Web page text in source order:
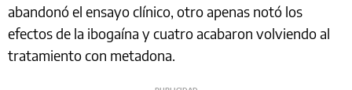
abandonó el ensayo clínico, otro apenas notó los
efectos de la ibogaína y cuatro acabaron volviendo al
tratamiento con metadona.